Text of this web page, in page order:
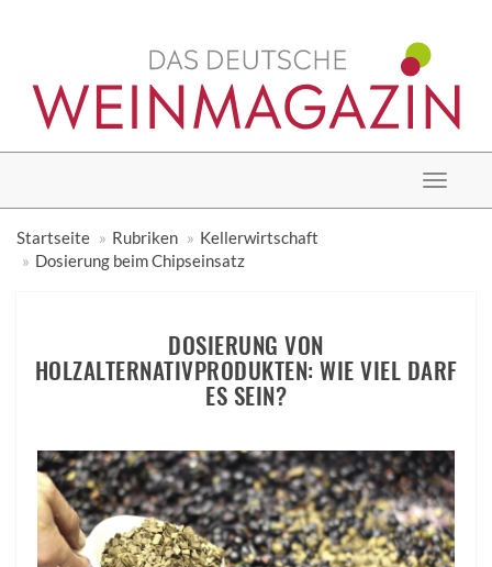
Toggle
Startseite
Rubriken
Kellerwirtschaft
Dosierung beim Chipseinsatz
DOSIERUNG VON
HOLZALTERNATIVPRODUKTEN: WIE VIEL DARF
ES SEIN?